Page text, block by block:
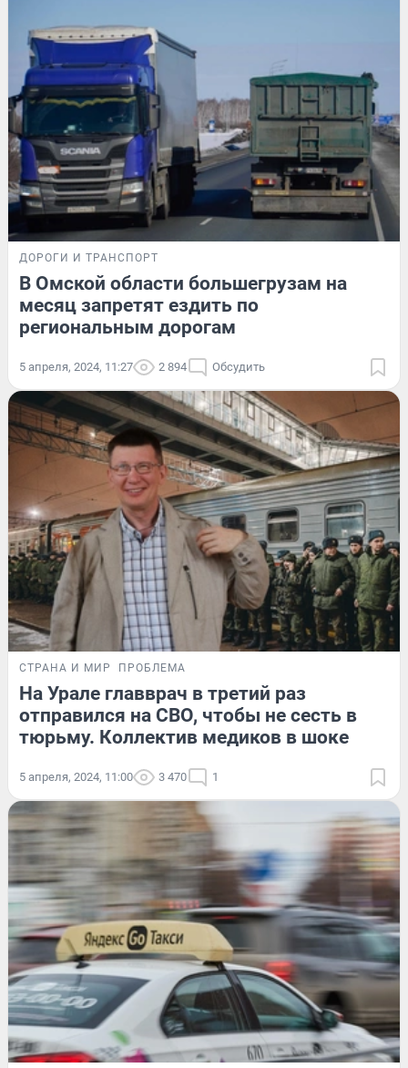
ДОРОГИ И ТРАНСПОРТ
В Омской области большегрузам на
месяц запретят ездить по
региональным дорогам
5 апреля, 2024, 11:27 2 894 Обсудить
СТРАНА И МИР ПРОБЛЕМА
На Урале главврач в третий раз
отправился на СВО, чтобы не сесть в
тюрьму. Коллектив медиков в шоке
5 апреля, 2024, 11:00 3 470 1